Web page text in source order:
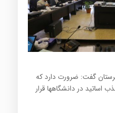
گفت: ضرورت دارد که
گزینش شخصیتی، ملاک جذب اساتید در دانشگاه‎ها قرار